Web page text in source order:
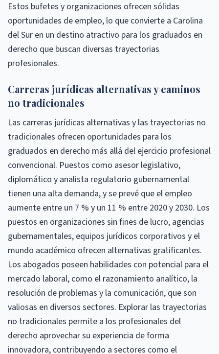
Estos bufetes y organizaciones ofrecen sólidas
oportunidades de empleo, lo que convierte a Carolina
del Sur en un destino atractivo para los graduados en
derecho que buscan diversas trayectorias
profesionales.
Carreras jurídicas alternativas y caminos
no tradicionales
Las carreras jurídicas alternativas y las trayectorias no
tradicionales ofrecen oportunidades para los
graduados en derecho más allá del ejercicio profesional
convencional. Puestos como asesor legislativo,
diplomático y analista regulatorio gubernamental
tienen una alta demanda, y se prevé que el empleo
aumente entre un 7 % y un 11 % entre 2020 y 2030. Los
puestos en organizaciones sin fines de lucro, agencias
gubernamentales, equipos jurídicos corporativos y el
mundo académico ofrecen alternativas gratificantes.
Los abogados poseen habilidades con potencial para el
mercado laboral, como el razonamiento analítico, la
resolución de problemas y la comunicación, que son
valiosas en diversos sectores. Explorar las trayectorias
no tradicionales permite a los profesionales del
derecho aprovechar su experiencia de forma
innovadora, contribuyendo a sectores como el